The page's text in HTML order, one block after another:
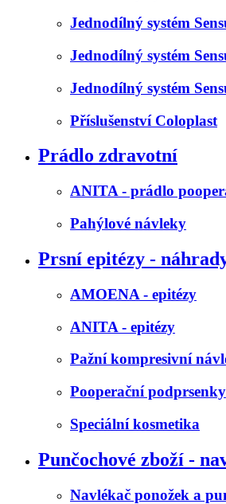
Jednodílný systém
Jednodílný systém
Jednodílný systém
Příslušenství Coloplast
Prádlo zdravotní
ANITA - prádlo
Pahýlové návleky
Prsní epitézy -
AMOENA - epitézy
ANITA - epitézy
Pažní kompresivní
Pooperační podprsenky
Speciální kosmetika
Punčochové zboží -
Navlékač ponožek a